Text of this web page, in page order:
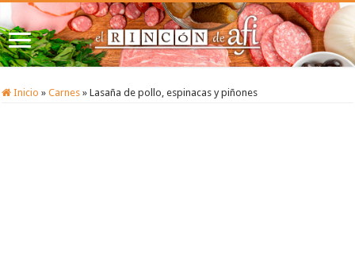
Inicio » Carnes » Lasaña de pollo, espinacas y piñones